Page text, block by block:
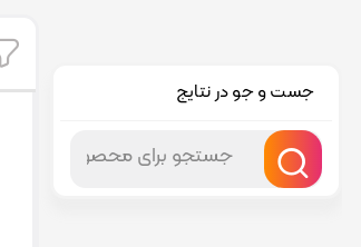
جست و جو در نتایج